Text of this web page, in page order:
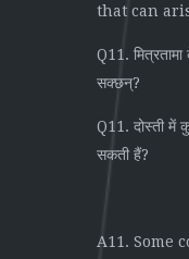
that can
Q11.
सक्छन्?
Q11. दोस्ती में
सकती हैं?
A11. Some